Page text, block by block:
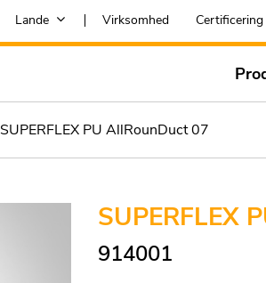
Lande Virksomhed Certificering
SUPERFLEX PU AllRounDuct 07
SUPERFLEX
914001